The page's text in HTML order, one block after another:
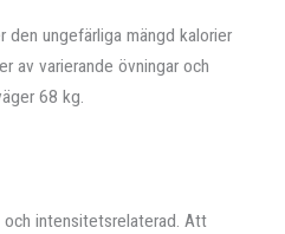
den ungefärliga mängd kalorier
av varierande övningar och
68 kg.
intensitetsrelaterad. Att